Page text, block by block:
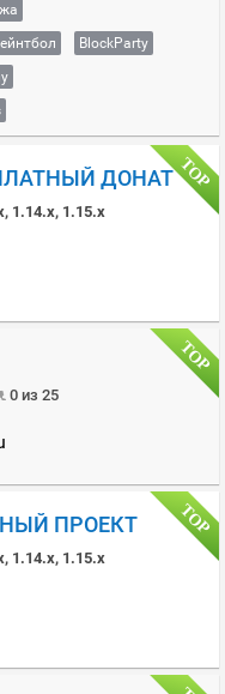
BlockParty
ДОНАТ
1.14.x, 1.15.x
0 из 25
ПРОЕКТ
1.14.x, 1.15.x